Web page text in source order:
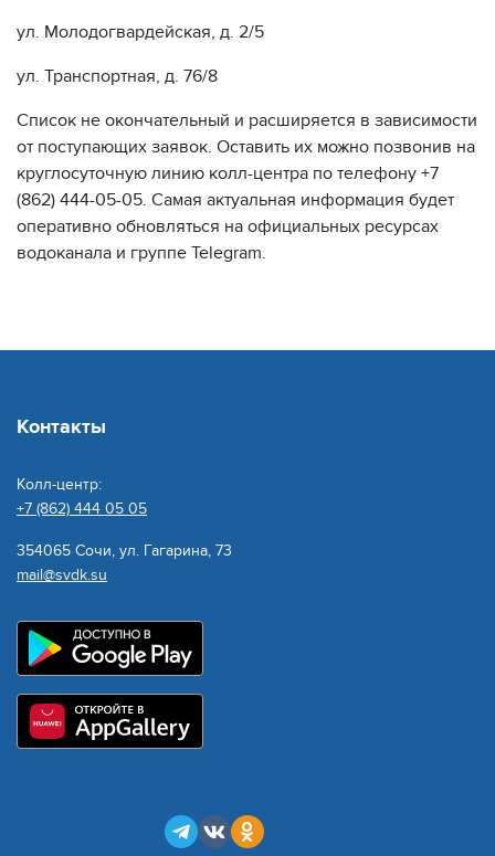
ул. Молодогвардейская, д. 2/5
ул. Транспортная, д. 76/8
Список не окончательный и расширяется в зависимости
от поступающих заявок. Оставить их можно позвонив на
круглосуточную линию колл-центра по телефону +7
(862) 444-05-05. Самая актуальная информация будет
оперативно обновляться на официальных ресурсах
водоканала и группе Telegram.
Контакты
Колл-центр:
+7 (862) 444 05 05
354065 Сочи, ул. Гагарина, 73
mail@svdk.su